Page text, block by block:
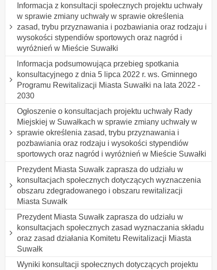
Informacja z konsultacji społecznych projektu uchwały
w sprawie zmiany uchwały w sprawie określenia
zasad, trybu przyznawania i pozbawiania oraz rodzaju i
wysokości stypendiów sportowych oraz nagród i
wyróżnień w Mieście Suwałki
lnformacja podsumowująca przebieg spotkania
konsultacyjnego z dnia 5 lipca 2022 r. ws. Gminnego
Programu Rewitalizacji Miasta Suwałki na lata 2022 -
2030
Ogłoszenie o konsultacjach projektu uchwały Rady
Miejskiej w Suwałkach w sprawie zmiany uchwały w
sprawie określenia zasad, trybu przyznawania i
pozbawiania oraz rodzaju i wysokości stypendiów
sportowych oraz nagród i wyróżnień w Mieście Suwałki
Prezydent Miasta Suwałk zaprasza do udziału w
konsultacjach społecznych dotyczących wyznaczenia
obszaru zdegradowanego i obszaru rewitalizacji
Miasta Suwałk
Prezydent Miasta Suwałk zaprasza do udziału w
konsultacjach społecznych zasad wyznaczania składu
oraz zasad działania Komitetu Rewitalizacji Miasta
Suwałk
Wyniki konsultacji społecznych dotyczących projektu